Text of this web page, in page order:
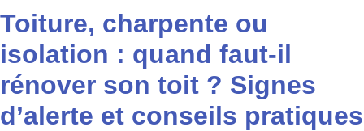
Toiture, charpente ou
isolation : quand faut-il
rénover son toit ? Signes
d’alerte et conseils pratiques